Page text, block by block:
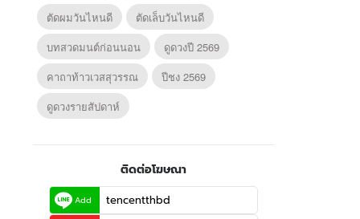
ตัดผมวันไหนดี
ตัดเล็บวันไหนดี
บทสวดมนต์ก่อนนอน
ดูดวงปี 2569
คาถาท้าวเวสสุวรรณ
ปีชง 2569
ดูดวงรายสัปดาห์
ติดต่อโฆษณา
Add tencentthbd